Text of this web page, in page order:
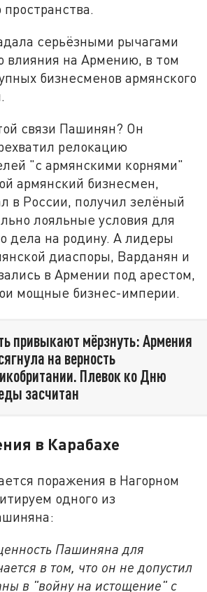
пространства.
серьёзными рычагами
влияния на Армению, в том
бизнесменов армянского
связи Пашинян? Он
релокацию
"с армянскими корнями"
армянский бизнесмен,
в России, получил зелёный
лояльные условия для
дела на родину. А лидеры
диаспоры, Варданян и
в Армении под арестом,
мощные бизнес-империи.
привыкают мёрзнуть: Армения
на верность
Плевок ко Дню
засчитан
в Карабахе
поражения в Нагорном
одного из
Пашиняна для
в том, что он не допустил
в "войну на истощение" с